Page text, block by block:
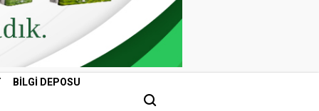
BILGI DEPOSU